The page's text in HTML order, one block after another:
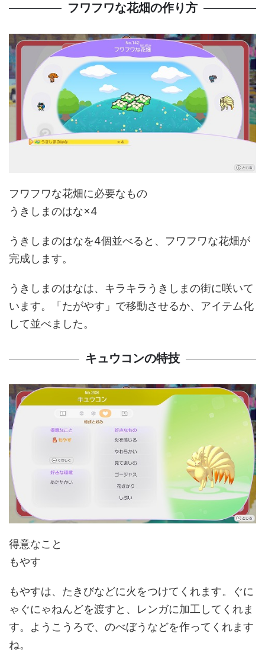
フワフワな花畑の作り方
フワフワな花畑に必要なもの
うきしまのはな×4
うきしまのはなを4個並べると、フワフワな花畑が
完成します。
うきしまのはなは、キラキラうきしまの街に咲いて
います。「たがやす」で移動させるか、アイテム化
して並べました。
キュウコンの特技
得意なこと
もやす
もやすは、たきびなどに火をつけてくれます。ぐに
ゃぐにゃねんどを渡すと、レンガに加工してくれま
す。ようこうろで、のべぼうなどを作ってくれます
ね。